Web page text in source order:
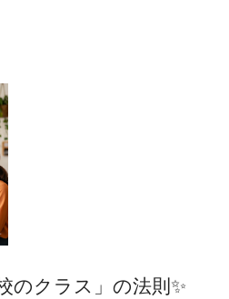
のクラス」の法則✨